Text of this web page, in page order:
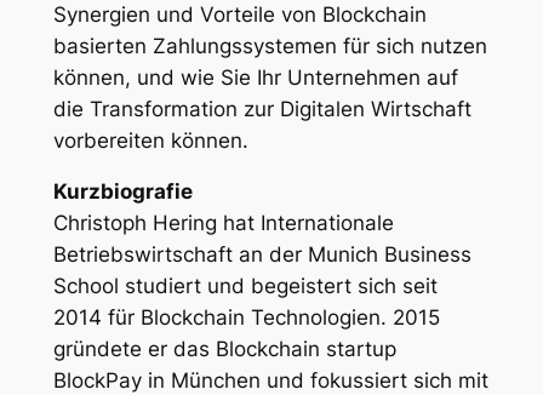
Synergien und Vorteile von Blockchain
basierten Zahlungssystemen für sich nutzen
können, und wie Sie Ihr Unternehmen auf
die Transformation zur Digitalen Wirtschaft
vorbereiten können.
Kurzbiografie
Christoph Hering hat Internationale
Betriebswirtschaft an der Munich Business
School studiert und begeistert sich seit
2014 für Blockchain Technologien. 2015
gründete er das Blockchain startup
BlockPay in München und fokussiert sich mit